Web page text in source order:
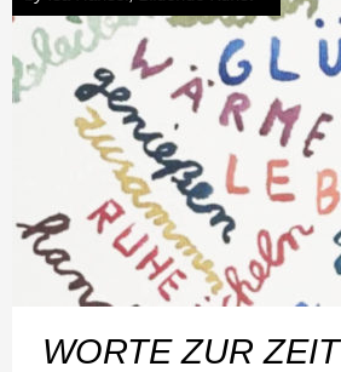
WORTE ZUR ZEIT